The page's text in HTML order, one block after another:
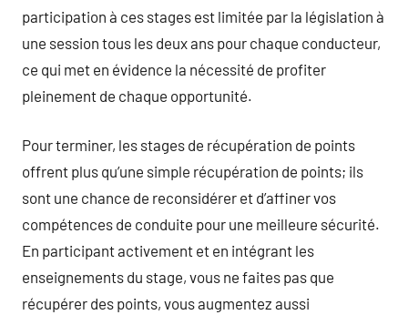
participation à ces stages est limitée par la législation à
une session tous les deux ans pour chaque conducteur,
ce qui met en évidence la nécessité de profiter
pleinement de chaque opportunité.
Pour terminer, les stages de récupération de points
offrent plus qu’une simple récupération de points; ils
sont une chance de reconsidérer et d’affiner vos
compétences de conduite pour une meilleure sécurité.
En participant activement et en intégrant les
enseignements du stage, vous ne faites pas que
récupérer des points, vous augmentez aussi